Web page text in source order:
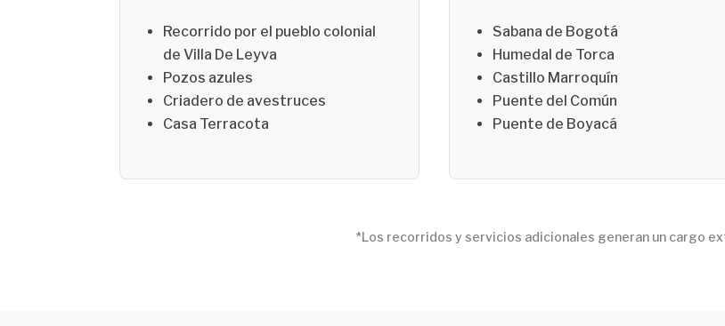
Recorrido por el pueblo colonial
de Villa De Leyva
Pozos azules
Criadero de avestruces
Casa Terracota
Sabana de Bogotá
Humedal de Torca
Castillo Marroquín
Puente del Común
Puente de Boyacá
*Los recorridos y servicios adicionales generan un cargo